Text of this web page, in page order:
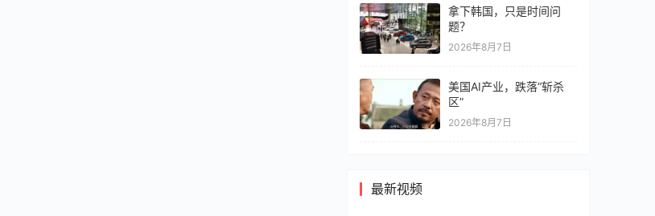
拿下韩国，只是时间问
题？
2026年8月7日
美国AI产业，跌落“斩杀
区”
2026年8月7日
最新视频